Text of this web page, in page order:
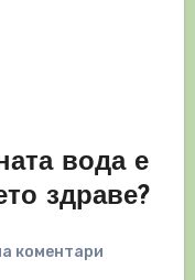
вода е
здраве?
коментари